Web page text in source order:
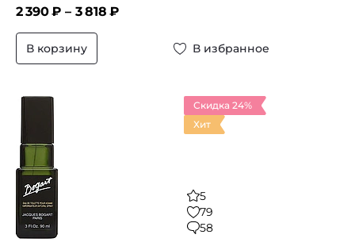
2 390₽ – 3 818 ₽
В корзину В избранное
Скидка 24%
Хит
5
79
58